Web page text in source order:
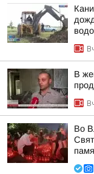
В
Во